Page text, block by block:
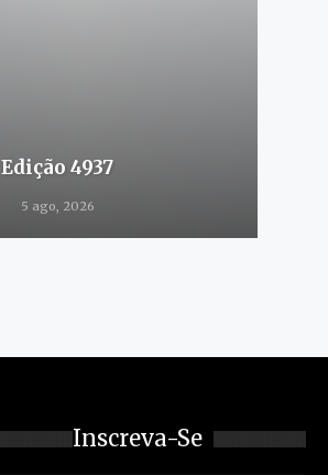
Edição 4937
5 ago, 2026
Inscreva-Se